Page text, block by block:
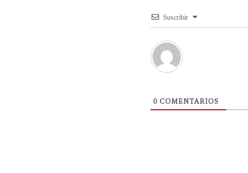
Suscribir
0 COMENTARIOS